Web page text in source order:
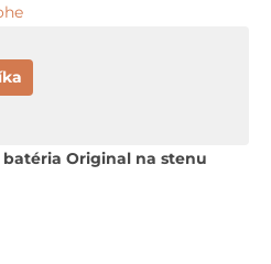
batéria Original na stenu